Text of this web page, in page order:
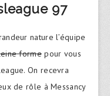
97
nature l’équipe
formepour vous
On recevra
de rôle à Messancy